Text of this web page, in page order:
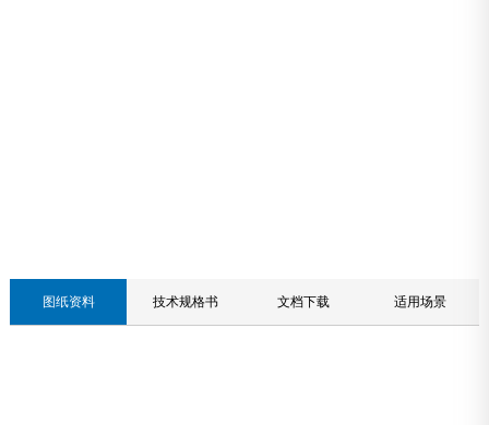
图纸资料 技术规格书 文档下载 适用场景